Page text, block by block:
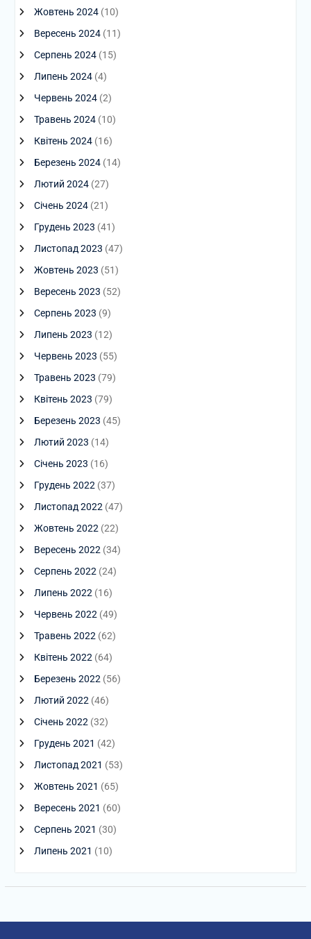
Жовтень 2024(10)
Вересень 2024(11)
Серпень 2024(15)
Липень 2024(4)
Червень 2024(2)
Травень 2024(10)
Квітень 2024(16)
Березень 2024(14)
Лютий 2024(27)
Січень 2024(21)
Грудень 2023 (41)
Листопад 2023 (47)
Жовтень 2023 (51)
Вересень 2023 (52)
Серпень 2023 (9)
Липень 2023 (12)
Червень 2023 (55)
Травень 2023 (79)
Квітень 2023 (79)
Березень 2023 (45)
Лютий 2023 (14)
Січень 2023 (16)
Грудень 2022 (37)
Листопад 2022 (47)
Жовтень 2022 (22)
Вересень 2022 (34)
Серпень 2022 (24)
Липень 2022 (16)
Червень 2022 (49)
Травень 2022 (62)
Квітень 2022 (64)
Березень 2022 (56)
Лютий 2022 (46)
Січень 2022 (32)
Грудень 2021 (42)
Листопад 2021 (53)
Жовтень 2021 (65)
Вересень 2021 (60)
Серпень 2021 (30)
Липень 2021 (10)